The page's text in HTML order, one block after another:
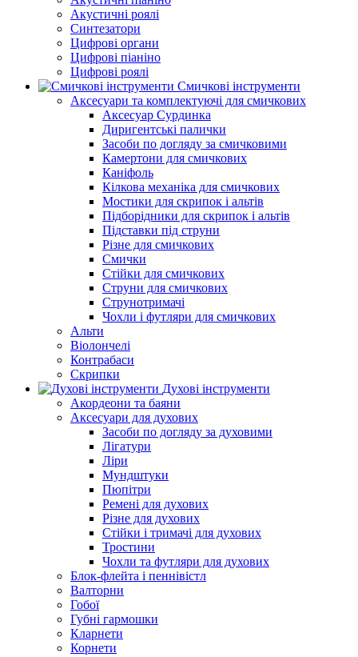
Акустичні роялі
Синтезатори
Цифрові органи
Цифрові піаніно
Цифрові роялі
Смичкові інструменти
Аксесуари та комплектуючі для смичкових
Аксесуар Сурдинка
Диригентські палички
Засоби по догляду за смичковими
Камертони для смичкових
Каніфоль
Кілкова механіка для смичкових
Мостики для скрипок і альтів
Підборiдники для скрипок і альтів
Підставки під струни
Різне для смичкових
Смички
Стійки для смичкових
Струни для смичкових
Струнотримачі
Чохли і футляри для смичкових
Альти
Віолончелі
Контрабаси
Скрипки
Духові інструменти
Акордеони та баяни
Аксесуари для духових
Засоби по догляду за духовими
Лігатури
Ліри
Мундштуки
Пюпітри
Ремені для духових
Різне для духових
Стійки і тримачі для духових
Тростини
Чохли та футляри для духових
Блок-флейта і пеннівістл
Валторни
Гобої
Губні гармошки
Кларнети
Корнети